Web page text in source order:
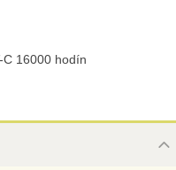
C 16000 hodín